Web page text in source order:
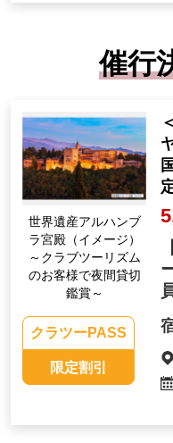
催行
世界遺産アルハンブ
ラ宮殿（イメージ）
～クラブツーリズム
のお客様で夜間貸切
鑑賞～
クラツーPASS
限定割引